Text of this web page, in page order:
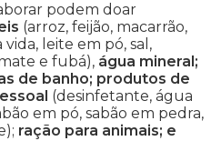
podem doar
(arroz, feijão, macarrão,
leite em pó, sal,
e fubá), água mineral;
de banho; produtos de
(desinfetante, água
em pó, sabão em pedra,
ração para animais; e